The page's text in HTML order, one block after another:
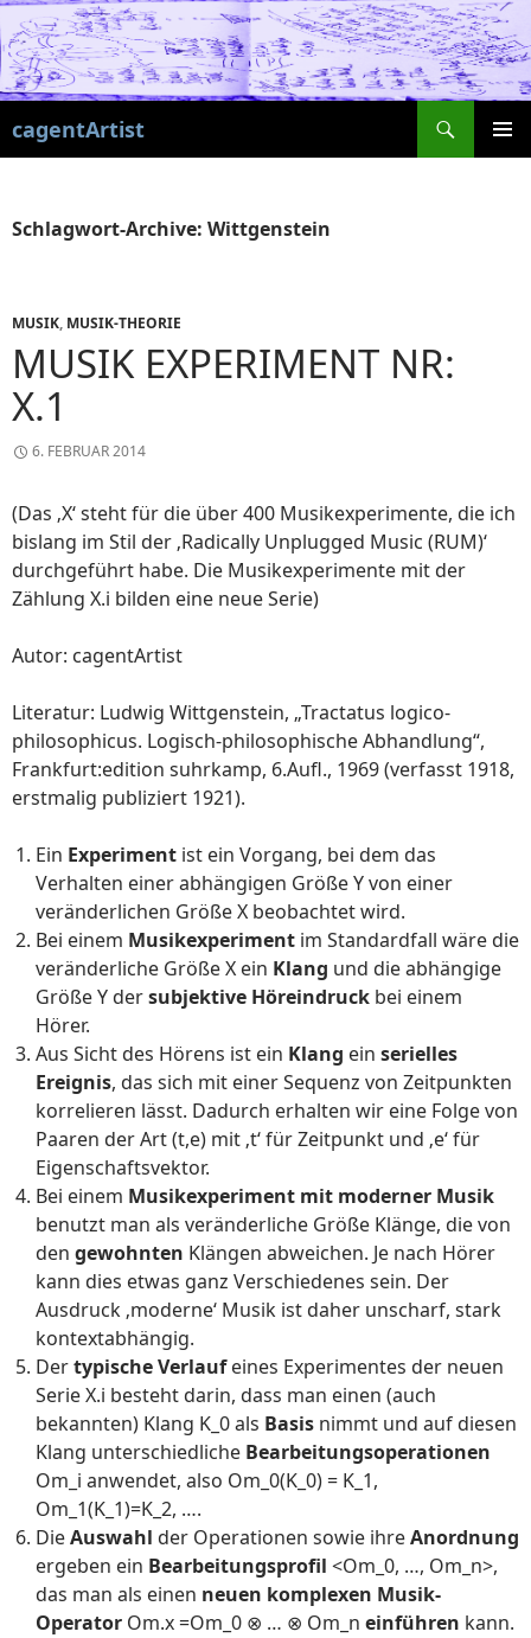
cagentArtist
ZUM
Schlagwort-Archive: Wittgenstein
MUSIK, MUSIK-THEORIE
MUSIK EXPERIMENT NR:
X.1
6. FEBRUAR 2014
(Das ‚X‘ steht für die über 400 Musikexperimente, die ich
bislang im Stil der ‚Radically Unplugged Music (RUM)‘
durchgeführt habe. Die Musikexperimente mit der
Zählung X.i bilden eine neue Serie)
Autor: cagentArtist
Literatur: Ludwig Wittgenstein, „Tractatus logico-
philosophicus. Logisch-philosophische Abhandlung“,
Frankfurt:edition suhrkamp, 6.Aufl., 1969 (verfasst 1918,
erstmalig publiziert 1921).
Ein Experiment ist ein Vorgang, bei dem das
Verhalten einer abhängigen Größe Y von einer
veränderlichen Größe X beobachtet wird.
Bei einem Musikexperiment im Standardfall wäre die
veränderliche Größe X ein Klang und die abhängige
Größe Y dersubjektive Höreindruck bei einem
Hörer.
Aus Sicht des Hörens ist ein Klang ein serielles
Ereignis, das sich mit einer Sequenz von Zeitpunkten
korrelieren lässt. Dadurch erhalten wir eine Folge von
Paaren der Art (t,e) mit ‚t‘ für Zeitpunkt und ‚e‘ für
Eigenschaftsvektor.
Bei einem Musikexperiment mit moderner Musik
benutzt man als veränderliche Größe Klänge, die von
den gewohnten Klängen abweichen. Je nach Hörer
kann dies etwas ganz Verschiedenes sein. Der
Ausdruck ‚moderne‘ Musik ist daher unscharf, stark
kontextabhängig.
Dertypische Verlaufeines Experimentes der neuen
Serie X.i besteht darin, dass man einen (auch
bekannten) Klang K_0 als Basis nimmt und auf diesen
Klang unterschiedliche Bearbeitungsoperationen
Om_i anwendet, also Om_0(K_0) = K_1,
Om_1(K_1)=K_2, ….
DieAuswahl der Operationen sowie ihreAnordnung
ergeben ein Bearbeitungsprofil <Om_0, …, Om_n>,
das man als einen neuen komplexen Musik-
Operator Om.x =Om_0 ⊗ … ⊗ Om_n einführen kann.